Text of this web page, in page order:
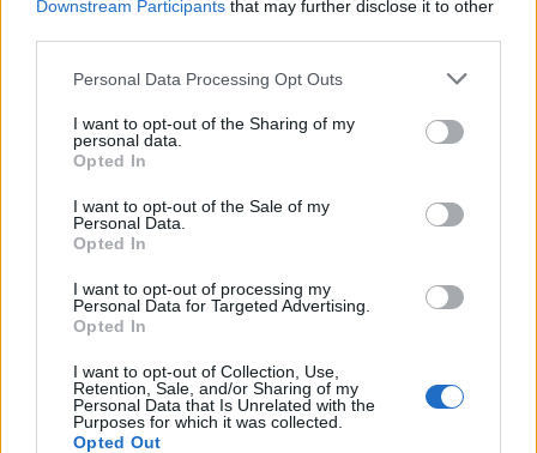
Downstream Participants that may further disclose it to other
Please note that this website/app uses one or more Google
not limited to your visit or usage behaviour. You may click to
grant or deny consent to Google and its third-party tags to
use your data for below specified purposes in below Google
consent section.
Personal Data Processing Opt Outs
I want to opt-out of the Sharing of my
personal data.
Opted In
I want to opt-out of the Sale of my
Personal Data.
Opted In
I want to opt-out of processing my
Personal Data for Targeted Advertising.
Opted In
I want to opt-out of Collection, Use,
Retention, Sale, and/or Sharing of my
Personal Data that Is Unrelated with the
Purposes for which it was collected.
Opted Out
Ο 8ος Γύρος της Λίμνης Τσιβλού